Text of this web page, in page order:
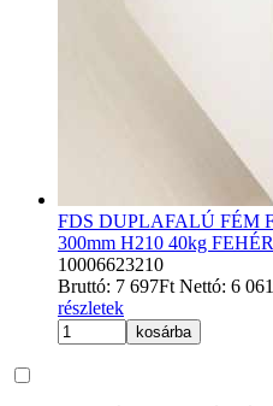
FDS DUPLAFALÚ FÉM
300mm H210 40kg FEHÉR
10006623210
Bruttó: 7 697Ft Nettó: 6 061
részletek
kosárba